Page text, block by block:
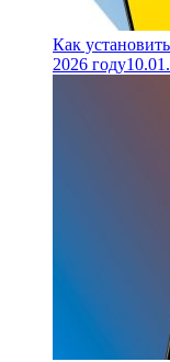
Как
2026 году